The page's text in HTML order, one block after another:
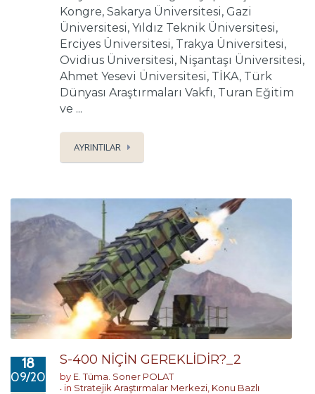
Kongre, Sakarya Üniversitesi, Gazi
Üniversitesi, Yıldız Teknik Üniversitesi,
Erciyes Üniversitesi, Trakya Üniversitesi,
Ovidius Üniversitesi, Nişantaşı Üniversitesi,
Ahmet Yesevi Üniversitesi, TİKA, Türk
Dünyası Araştırmaları Vakfı, Turan Eğitim
ve ...
AYRINTILAR
18
09/2017
S-400 NİÇİN GEREKLİDİR?_2
by E. Tüma. Soner POLAT
in Stratejik Araştırmalar Merkezi Konu Bazlı